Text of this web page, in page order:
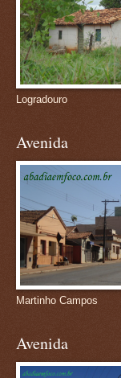
Logradouro
Avenida
Martinho Campos
Avenida